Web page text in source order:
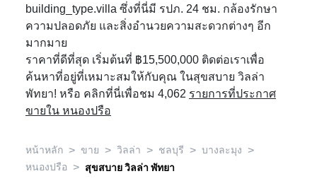
building_type.villa ซึ่งที่นี่มี รปภ. 24 ชม. กล้องรักษา
ความปลอดภัย และสิ่งอำนวยความสะดวกต่างๆ อีก
มากมาย
ราคาที่ดีที่สุด เริ่มต้นที่ ฿15,500,000 ติดต่อเราเพื่อ
ค้นหาที่อยู่ที่เหมาะสมให้กับคุณ ในสุขสบาย วิลล่า
พัทยา! หรือ คลิกที่นี่เพื่อชม 4,062 รายการที่ประกาศ
ขายใน หนองปรือ
หน้าหลัก > ขาย > วิลล่า > ชลบุรี > บางละมุง >
หนองปรือ > สุขสบาย วิลล่า พัทยา